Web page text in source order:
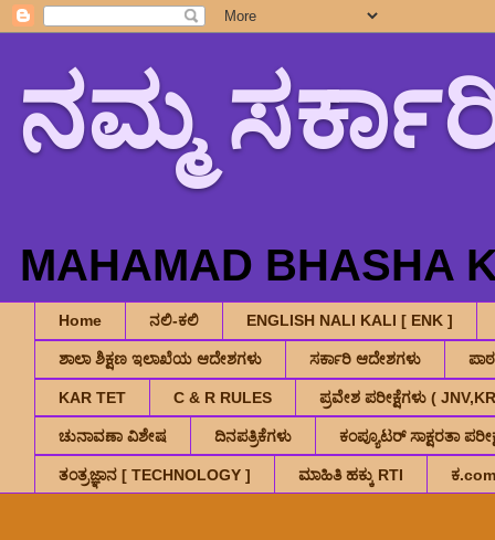
ನಮ್ಮ
MAHAMAD BHASHA
Home ನಲಿ-ಕಲಿ ENGLISH NALI KALI [ ENK ]
ಶಾಲಾ ಶಿಕ್ಷಣ ಇಲಾಖೆಯ ಆದೇಶಗಳು ಸರ್ಕಾರಿ ಆದೇಶಗಳು
KAR TET C & R RULES ಪ್ರವೇಶ ಪರೀಕ್ಷೆಗಳು (
ಚುನಾವಣಾ ವಿಶೇಷ ದಿನಪತ್ರಿಕೆಗಳು ಕಂಪ್ಯೂಟರ್ ಸಾಕ್ಷರತಾ
ತಂತ್ರಜ್ಞಾನ [ TECHNOLOGY ] ಮಾಹಿತಿ ಹಕ್ಕು RTI ಕ.com